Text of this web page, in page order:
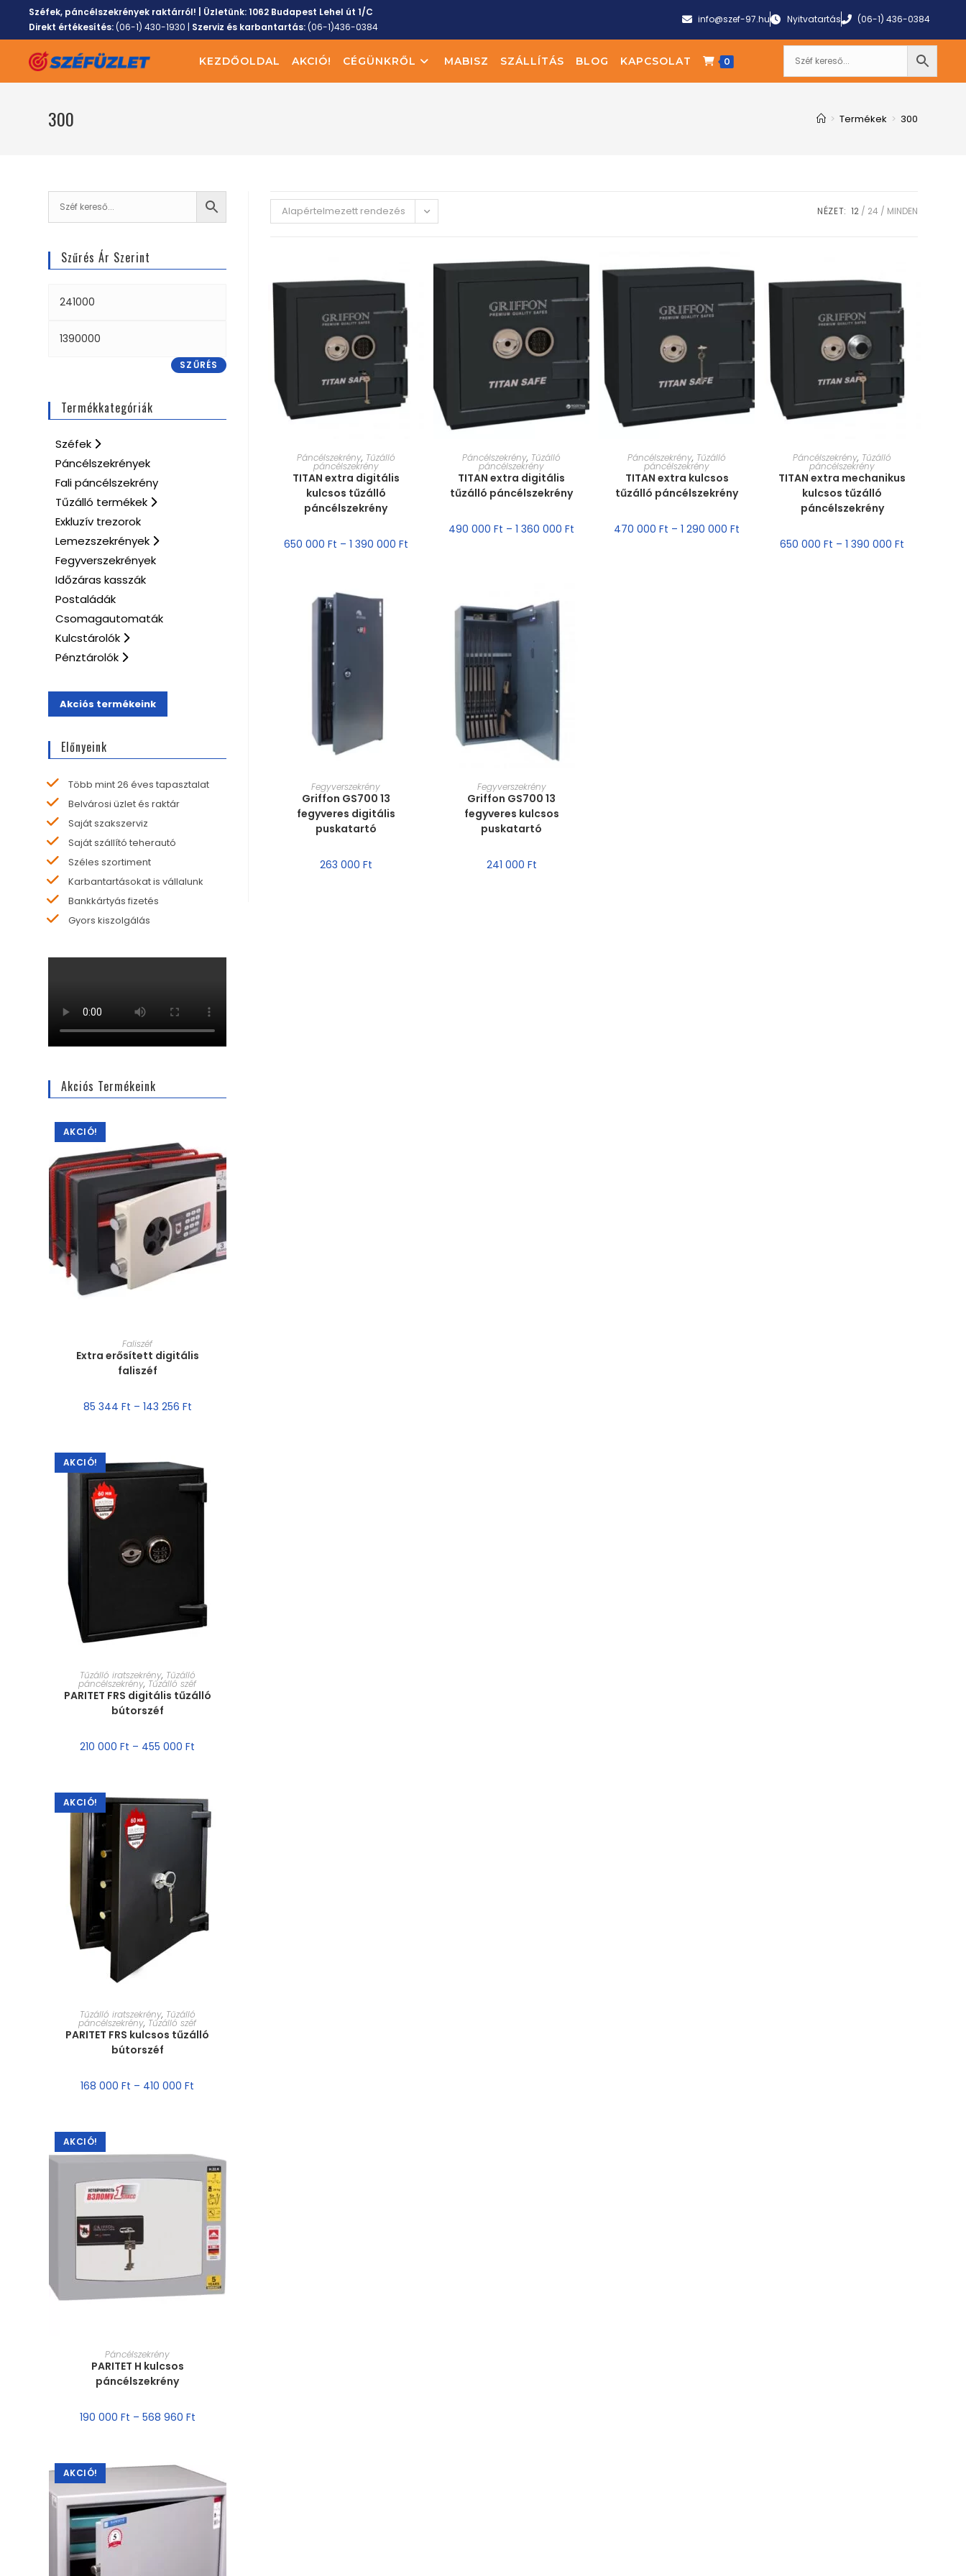
Széfek, páncélszekrények raktárról! | Üzletünk:1062 Budapest Lehel út 1/C
Direkt értékesítés:(06-1) 430-1930 | Szerviz és karbantartás:(06-1)436-0384
info@szef-97.hu Nyitvatartás (06-1) 436-0384
KEZDŐOLDAL AKCIÓ! CÉGÜNKRŐL MABISZ SZÁLLÍTÁS BLOG KAPCSOLAT 0
300 > Termékek > 300
Alapértelmezett rendezés NÉZET: 12 24 MINDEN
MÉRET VÁLASZTÁSA
Páncélszekrény, Tűzálló
páncélszekrény
TITAN extra digitális
kulcsos tűzálló
páncélszekrény
650 000 Ft – 1 390 000 Ft
MÉRET VÁLASZTÁSA
Páncélszekrény, Tűzálló
páncélszekrény
TITAN extra digitális
tűzálló páncélszekrény
490 000Ft –1 360 000Ft
MÉRET VÁLASZTÁSA
Páncélszekrény, Tűzálló
páncélszekrény
TITAN extra kulcsos
tűzálló páncélszekrény
470 000Ft –1 290 000Ft
MÉRET VÁLASZTÁSA
Páncélszekrény, Tűzálló
páncélszekrény
TITAN extra mechanikus
kulcsos tűzálló
páncélszekrény
650 000Ft –1 390 000Ft
MÉRET VÁLASZTÁSA
Fegyverszekrény
Griffon GS700 13
fegyveres digitális
puskatartó
263 000 Ft
MÉRET VÁLASZTÁSA
Fegyverszekrény
Griffon GS700 13
fegyveres kulcsos
puskatartó
241 000 Ft
Szűrés Ár Szerint
SZŰRÉS
Termékkategóriák
Széfek
Páncélszekrények
Fali páncélszekrény
Tűzálló termékek
Exkluzív trezorok
Lemezszekrények
Fegyverszekrények
Időzáras kasszák
Postaládák
Csomagautomaták
Kulcstárolók
Pénztárolók
Akciós termékeink
Előnyeink
Több mint 26 éves tapasztalat
Belvárosi üzlet és raktár
Saját szakszerviz
Saját szállító teherautó
Széles szortiment
Karbantartásokat is vállalunk
Bankkártyás fizetés
Gyors kiszolgálás
Akciós Termékeink
AKCIÓ!
MÉRET VÁLASZTÁSA
Faliszéf
Extra erősített digitális
faliszéf
85 344 Ft – 143 256 Ft
AKCIÓ!
MÉRET VÁLASZTÁSA
Tűzálló iratszekrény, Tűzálló
páncélszekrény, Tűzálló széf
PARITET FRS digitális tűzálló
bútorszéf
210 000Ft – 455 000Ft
AKCIÓ!
MÉRET VÁLASZTÁSA
Tűzálló iratszekrény, Tűzálló
páncélszekrény, Tűzálló széf
PARITET FRS kulcsos tűzálló
bútorszéf
168 000Ft – 410 000Ft
AKCIÓ!
MÉRET VÁLASZTÁSA
Páncélszekrény
PARITET H kulcsos
páncélszekrény
190 000 Ft – 568 960 Ft
AKCIÓ!